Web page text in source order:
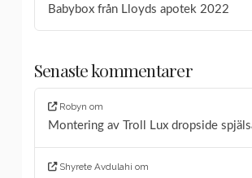
Babybox från Lloyds apotek 2022
Senaste kommentarer
Robyn om
Montering av Troll Lux dropside
Shyrete Avdulahi om